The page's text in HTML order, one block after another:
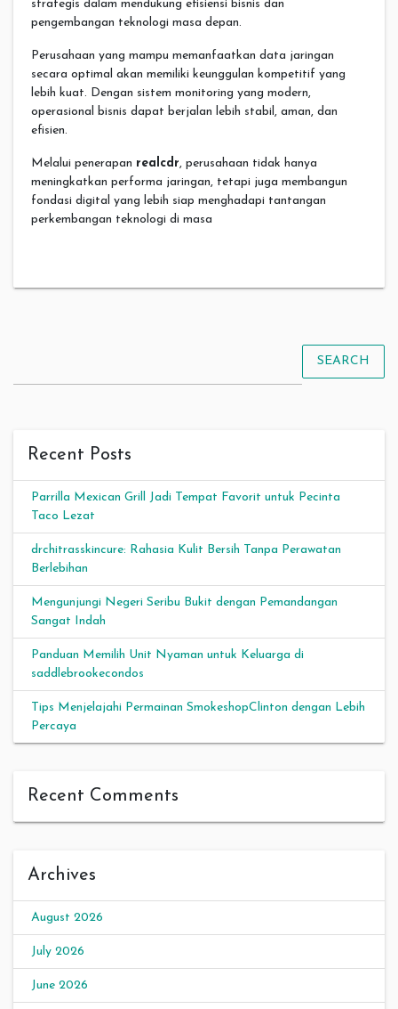
strategis dalam mendukung efisiensi bisnis dan
pengembangan teknologi masa depan.
Perusahaan yang mampu memanfaatkan data jaringan
secara optimal akan memiliki keunggulan kompetitif yang
lebih kuat. Dengan sistem monitoring yang modern,
operasional bisnis dapat berjalan lebih stabil, aman, dan
efisien.
Melalui penerapan realcdr, perusahaan tidak hanya
meningkatkan performa jaringan, tetapi juga membangun
fondasi digital yang lebih siap menghadapi tantangan
perkembangan teknologi di masa
SEARCH
Recent Posts
Parrilla Mexican Grill Jadi Tempat Favorit untuk Pecinta
Taco Lezat
drchitrasskincure: Rahasia Kulit Bersih Tanpa Perawatan
Berlebihan
Mengunjungi Negeri Seribu Bukit dengan Pemandangan
Sangat Indah
Panduan Memilih Unit Nyaman untuk Keluarga di
saddlebrookecondos
Tips Menjelajahi Permainan SmokeshopClinton dengan Lebih
Percaya
Recent Comments
Archives
August 2026
July 2026
June 2026